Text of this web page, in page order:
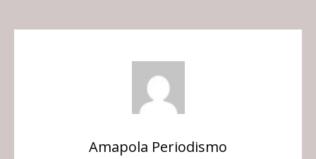
Amapola Periodismo